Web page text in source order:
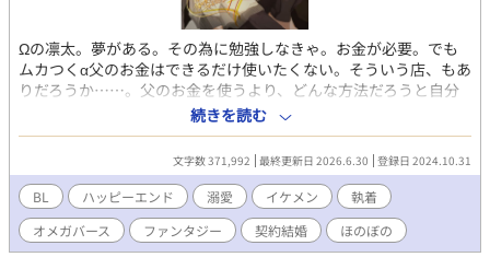
Ωの凛太。夢がある。その為に勉強しなきゃ。お金が必要。でも
ムカつくα父のお金はできるだけ使いたくない。そういう店、もあ
りだろうか……。父のお金を使うより、どんな方法だろうと自分
で稼いだ方がマシ……でもなぁやっぱりなぁ…と悩んでいた凛太
の前に、めちゃくちゃイケメンなαが現れた。 凛太はΩの要素が弱
い。ヒートはあるけど不定期だし、三日こもればなんとかなる。α
のフェロモンも感じないし、自身のも弱い。 なんだろこのイケメ
ン、と思っていたら、話している間に、変な話になってきた。 契
約結婚？ 期間三年？ その間は好きに勉強していい。その後
も、生活の面倒は見る。デメリットは、戸籍にバツイチがつくこ
続きを読む
文字数 371,992 最終更新日 2026.6.30 登録日 2024.10.31
BL ハッピーエンド 溺愛 イケメン
執着
オメガバース
ファンタジー 契約結婚 ほのぼの